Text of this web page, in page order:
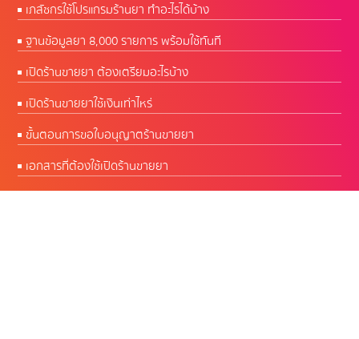
เภสัชกรใช้โปรแกรมร้านยา ทำอะไรได้บ้าง
ฐานข้อมูลยา 8,000 รายการ พร้อมใช้ทันที
เปิดร้านขายยา ต้องเตรียมอะไรบ้าง
เปิดร้านขายยาใช้เงินเท่าไหร่
ขั้นตอนการขอใบอนุญาตร้านขายยา
เอกสารที่ต้องใช้เปิดร้านขายยา